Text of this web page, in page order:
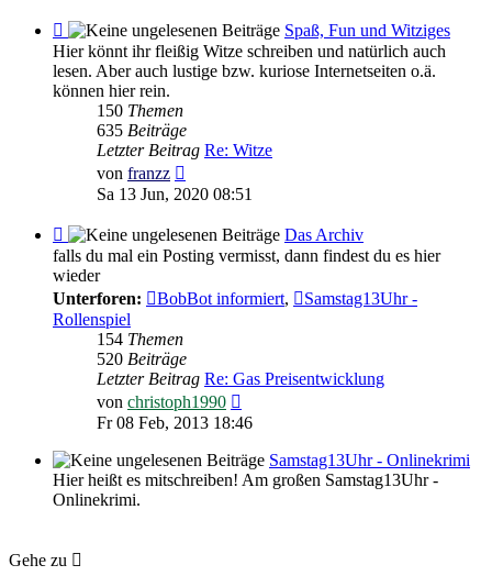
Feed
-
Spaß,
Fun
Witziges
Spaß, Fun und Witziges
Hier könnt ihr fleißig Witze schreiben und natürlich auch
lesen. Aber auch lustige bzw. kuriose Internetseiten o.ä.
können hier rein.
150 Themen
635 Beiträge
Letzter Beitrag Re: Witze
von franzz
Beitrag
Sa 13 Jun, 2020 08:51
Feed
-
Das
Archiv
Das Archiv
falls du mal ein Posting vermisst, dann findest du es hier
wieder
Unterforen:
BobBot informiert,
Samstag13Uhr -
Rollenspiel
154 Themen
520 Beiträge
Letzter Beitrag Re: Gas Preisentwicklung
von christoph1990
Beitrag
Fr 08 Feb, 2013 18:46
Samstag13Uhr - Onlinekrimi
Hier heißt es mitschreiben! Am großen Samstag13Uhr -
Onlinekrimi.
Gehe zu